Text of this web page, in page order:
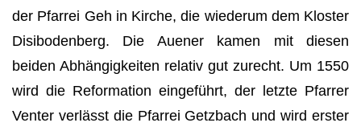
der Pfarrei Geh in Kirche, die wiederum dem Kloster
Disibodenberg. Die Auener kamen mit diesen
beiden Abhängigkeiten relativ gut zurecht. Um 1550
wird die Reformation eingeführt, der letzte Pfarrer
Venter verlässt die Pfarrei Getzbach und wird erster